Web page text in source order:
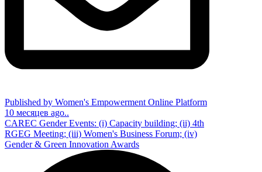
Published by Women's Empowerment Online Platform
10 месяцев ago..
CAREC Gender Events: (i) Capacity building; (ii) 4th
RGEG Meeting; (iii) Women's Business Forum; (iv)
Gender & Green Innovation Awards